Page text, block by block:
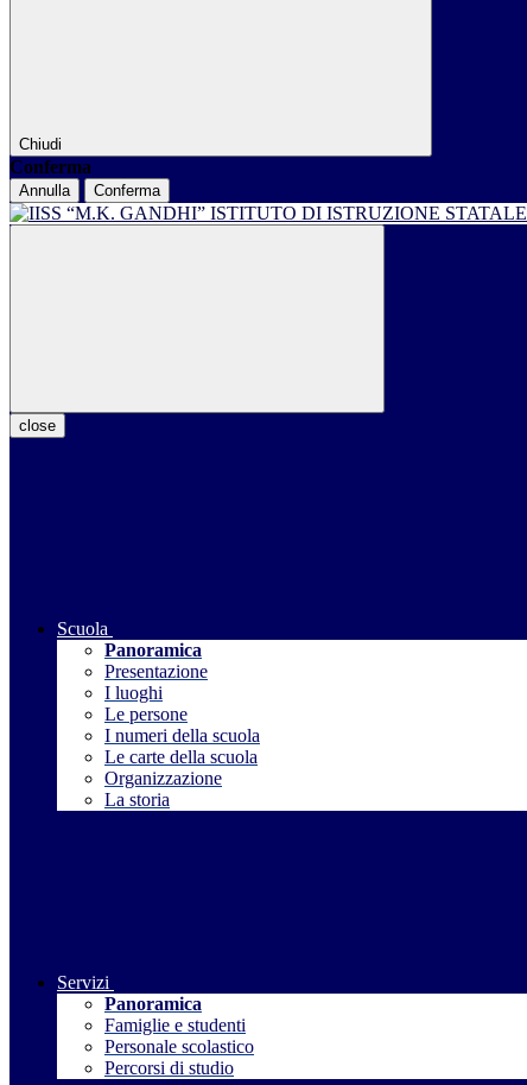
Chiudi
Conferma
Annulla Conferma
ISTITUTO DI ISTRUZIONE STATALE
close
Scuola
Panoramica
Presentazione
I luoghi
Le persone
I numeri della scuola
Le carte della scuola
Organizzazione
La storia
Servizi
Panoramica
Famiglie e studenti
Personale scolastico
Percorsi di studio